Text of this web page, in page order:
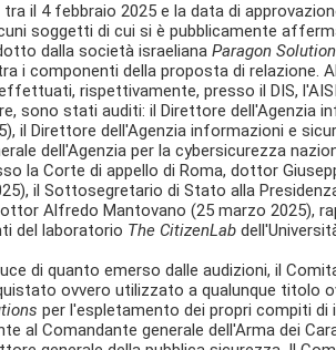
il 4 febbraio 2025 e la data di
soggetti di cui si è pubblicamente
dalla società israelianaParagon
i componenti della proposta di relazione.
rispettivamente, presso il DIS,
sono stati auditi: il Direttore dell'Agenzia
il Direttore dell'Agenzia informazioni e
dell'Agenzia per la cybersicurezza
la Corte di appello di Roma, dottor
il Sottosegretario di Stato alla
Alfredo Mantovano (25 marzo 2025),
del laboratorio The CitizenLab
di quanto emerso dalle audizioni, il
ovvero utilizzato a qualunque titolo
per l'espletamento dei propri compiti
al Comandante generale dell'Arma dei